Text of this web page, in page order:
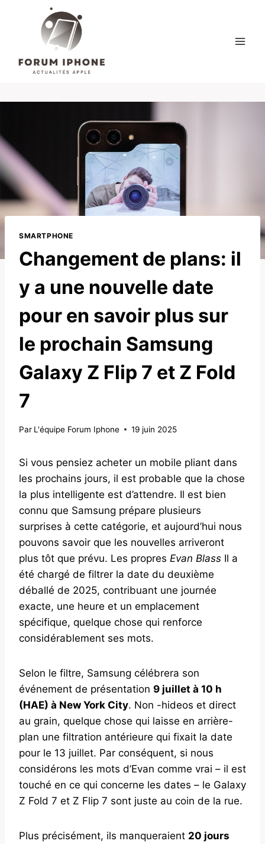
SMARTPHONE
Changement de plans: il
y a une nouvelle date
pour en savoir plus sur
le prochain Samsung
Galaxy Z Flip 7 et Z Fold
7
Par L'équipe Forum Iphone 19 juin 2025
Si vous pensiez acheter un mobile pliant dans
les prochains jours, il est probable que la chose
la plus intelligente est d’attendre. Il est bien
connu que Samsung prépare plusieurs
surprises à cette catégorie, et aujourd’hui nous
pouvons savoir que les nouvelles arriveront
plus tôt que prévu. Les propres Evan Blass Il a
été chargé de filtrer la date du deuxième
déballé de 2025, contribuant une journée
exacte, une heure et un emplacement
spécifique, quelque chose qui renforce
considérablement ses mots.
Selon le filtre, Samsung célébrera son
événement de présentation 9 juillet à 10 h
(HAE) à New York City. Non -hideos et direct
au grain, quelque chose qui laisse en arrière-
plan une filtration antérieure qui fixait la date
pour le 13 juillet. Par conséquent, si nous
considérons les mots d’Evan comme vrai – il est
touché en ce qui concerne les dates – le Galaxy
Z Fold 7 et Z Flip 7 sont juste au coin de la rue.
Plus précisément, ils manqueraient 20 jours